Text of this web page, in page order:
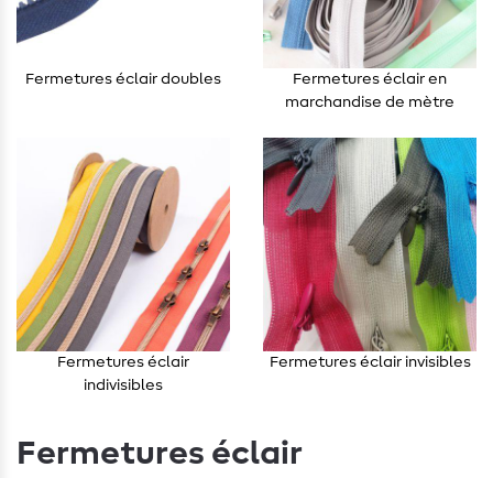
Fermetures éclair doubles
Fermetures éclair en
marchandise de mètre
Fermetures éclair
indivisibles
Fermetures éclair invisibles
Fermetures éclair